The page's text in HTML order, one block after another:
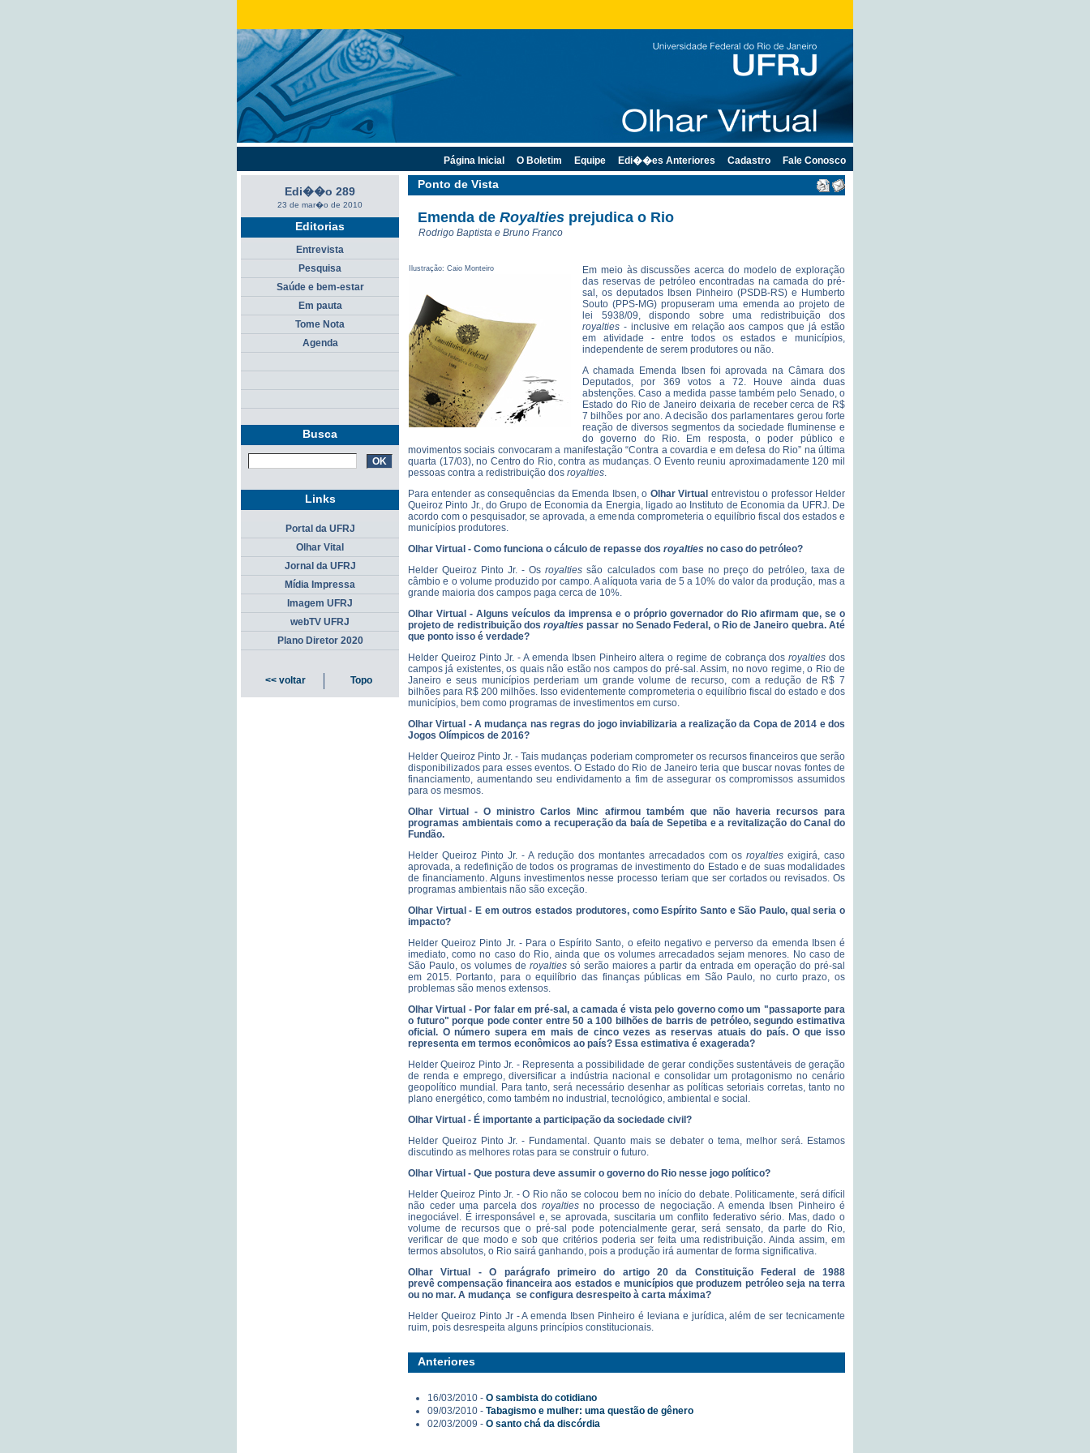
Ponto de Vista
Emenda de Royalties prejudica o Rio
Rodrigo Baptista e Bruno Franco
Ilustração: Caio Monteiro
Em meio às discussões acerca do modelo de exploração
das reservas de petróleo encontradas na camada do pré-
sal, os deputados Ibsen Pinheiro (PSDB-RS) e Humberto
Souto (PPS-MG) propuseram uma emenda ao projeto de
lei 5938/09, dispondo sobre uma redistribuição dos
royalties - inclusive em relação aos campos que já estão
em atividade - entre todos os estados e municípios,
independente de serem produtores ou não.
A chamada Emenda Ibsen foi aprovada na Câmara dos
Deputados, por 369 votos a 72. Houve ainda duas
abstenções. Caso a medida passe também pelo Senado, o
Estado do Rio de Janeiro deixaria de receber cerca de R$
7 bilhões por ano. A decisão dos parlamentares gerou forte
reação de diversos segmentos da sociedade fluminense e
do governo do Rio. Em resposta, o poder público e
movimentos sociais convocaram a manifestação “Contra a covardia e em defesa do Rio” na última
quarta (17/03), no Centro do Rio, contra as mudanças. O Evento reuniu aproximadamente 120 mil
pessoas contra a redistribuição dos royalties.
Para entender as consequências da Emenda Ibsen, o Olhar Virtual entrevistou o professor Helder
Queiroz Pinto Jr., do Grupo de Economia da Energia, ligado ao Instituto de Economia da UFRJ. De
acordo com o pesquisador, se aprovada, a emenda comprometeria o equilíbrio fiscal dos estados e
municípios produtores.
Olhar Virtual - Como funciona o cálculo de repasse dos royalties no caso do petróleo?
Helder Queiroz Pinto Jr. - Osroyalties são calculados com base no preço do petróleo, taxa de
câmbio e o volume produzido por campo. A alíquota varia de 5 a 10% do valor da produção, mas a
grande maioria dos campos paga cerca de 10%.
Olhar Virtual - Alguns veículos da imprensa e o próprio governador do Rio afirmam que, se o
projeto de redistribuição dosroyalties passar no Senado Federal, o Rio de Janeiro quebra. Até
que ponto isso é verdade?
Helder Queiroz Pinto Jr. - A emenda Ibsen Pinheiro altera o regime de cobrança dosroyalties dos
campos já existentes, os quais não estão nos campos do pré-sal. Assim, no novo regime, o Rio de
Janeiro e seus municípios perderiam um grande volume de recurso, com a redução de R$ 7
bilhões para R$ 200 milhões. Isso evidentemente comprometeria o equilíbrio fiscal do estado e dos
municípios, bem como programas de investimentos em curso.
Olhar Virtual - A mudança nas regras do jogo inviabilizaria a realização da Copa de 2014 e dos
Jogos Olímpicos de 2016?
Helder Queiroz Pinto Jr. - Tais mudanças poderiam comprometer os recursos financeiros que serão
disponibilizados para esses eventos. O Estado do Rio de Janeiro teria que buscar novas fontes de
financiamento, aumentando seu endividamento a fim de assegurar os compromissos assumidos
para os mesmos.
Olhar Virtual - O ministro Carlos Minc afirmou também que não haveria recursos para
programas ambientais como a recuperação da baía de Sepetiba e a revitalização do Canal do
Fundão.
Helder Queiroz Pinto Jr. - A redução dos montantes arrecadados com os royalties exigirá, caso
aprovada, a redefinição de todos os programas de investimento do Estado e de suas modalidades
de financiamento. Alguns investimentos nesse processo teriam que ser cortados ou revisados. Os
programas ambientais não são exceção.
Olhar Virtual - E em outros estados produtores, como Espírito Santo e São Paulo, qual seria o
impacto?
Helder Queiroz Pinto Jr. - Para o Espírito Santo, o efeito negativo e perverso da emenda Ibsen é
imediato, como no caso do Rio, ainda que os volumes arrecadados sejam menores. No caso de
São Paulo, os volumes de royaltiessó serão maiores a partir da entrada em operação do pré-sal
em 2015. Portanto, para o equilíbrio das finanças públicas em São Paulo, no curto prazo, os
problemas são menos extensos.
Olhar Virtual - Por falar em pré-sal, a camada é vista pelo governo como um "passaporte para
o futuro" porque pode conter entre 50 a 100 bilhões de barris de petróleo, segundo estimativa
oficial. O número supera em mais de cinco vezes as reservas atuais do país. O que isso
representa em termos econômicos ao país? Essa estimativa é exagerada?
Helder Queiroz Pinto Jr. - Representa a possibilidade de gerar condições sustentáveis de geração
de renda e emprego, diversificar a indústria nacional e consolidar um protagonismo no cenário
geopolítico mundial. Para tanto, será necessário desenhar as políticas setoriais corretas, tanto no
plano energético, como também no industrial, tecnológico, ambiental e social.
Olhar Virtual - É importante a participação da sociedade civil?
Helder Queiroz Pinto Jr. - Fundamental. Quanto mais se debater o tema, melhor será. Estamos
discutindo as melhores rotas para se construir o futuro.
Olhar Virtual - Que postura deve assumir o governo do Rio nesse jogo político?
Helder Queiroz Pinto Jr. - O Rio não se colocou bem no início do debate. Politicamente, será difícil
não ceder uma parcela dos royaltiesno processo de negociação. A emenda Ibsen Pinheiro é
inegociável. É irresponsável e, se aprovada, suscitaria um conflito federativo sério. Mas, dado o
volume de recursos que o pré-sal pode potencialmente gerar, será sensato, da parte do Rio,
verificar de que modo e sob que critérios poderia ser feita uma redistribuição. Ainda assim, em
termos absolutos, o Rio sairá ganhando, pois a produção irá aumentar de forma significativa.
Olhar Virtual - O parágrafo primeiro do artigo 20 da Constituição Federal de 1988
prevê compensação financeira aos estados e municípios que produzem petróleo seja na terra
ou no mar. A mudança se configura desrespeito à carta máxima?
Helder Queiroz Pinto Jr - A emenda Ibsen Pinheiro é leviana e jurídica, além de ser tecnicamente
ruim, pois desrespeita alguns princípios constitucionais.
Anteriores
16/03/2010 - O sambista do cotidiano
09/03/2010 - Tabagismo e mulher: uma questão de gênero
02/03/2009 - O santo chá da discórdia
Edi��o 289
23 de mar�o de 2010
Editorias
Entrevista
Pesquisa
Saúde e bem-estar
Em pauta
Tome Nota
Agenda
Busca
Página Inicial O Boletim Equipe Edi��es Anteriores Cadastro Fale Conosco
Links
Portal da UFRJ
Olhar Vital
Jornal da UFRJ
Mídia Impressa
Imagem UFRJ
webTV UFRJ
Plano Diretor 2020
<< voltar Topo